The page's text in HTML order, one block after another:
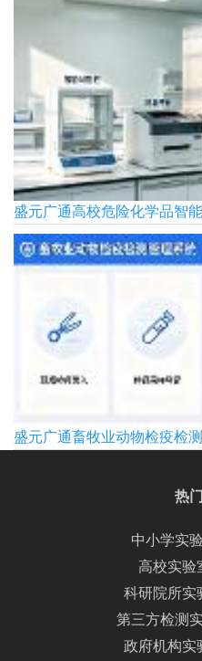
盛元广通高校危险化学品智
盛元广通畜牧业动物检疫检
热
中小学实
高校实验
科研院所
第三方检测
政府机构